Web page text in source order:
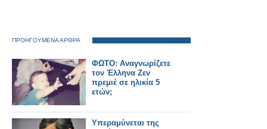
ΠΡΟΗΓΟΥΜΕΝΑ ΑΡΘΡΑ
ΦΩΤΟ: Αναγνωρίζετε
τον Έλληνα Ζεν
πρεμιέ σε ηλικία 5
ετών;
Yπεραμύνεται της